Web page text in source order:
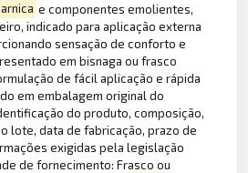
arnica e componentes emolientes,
indicado para aplicação externa
sensação de conforto e
em bisnaga ou frasco
de fácil aplicação e rápida
em embalagem original do
do produto, composição,
lote, data de fabricação, prazo de
exigidas pela legislação
de fornecimento: Frasco ou